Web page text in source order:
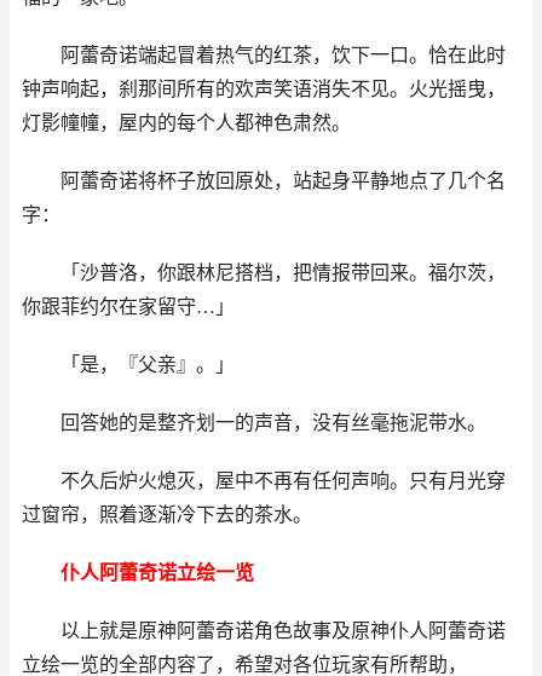
阿蕾奇诺端起冒着热气的红茶，饮下一口。恰在此时
钟声响起，刹那间所有的欢声笑语消失不见。火光摇曳，
灯影幢幢，屋内的每个人都神色肃然。
阿蕾奇诺将杯子放回原处，站起身平静地点了几个名
字：
「沙普洛，你跟林尼搭档，把情报带回来。福尔茨，
你跟菲约尔在家留守…」
「是，『父亲』。」
回答她的是整齐划一的声音，没有丝毫拖泥带水。
不久后炉火熄灭，屋中不再有任何声响。只有月光穿
过窗帘，照着逐渐冷下去的茶水。
仆人阿蕾奇诺立绘一览
以上就是原神阿蕾奇诺角色故事及原神仆人阿蕾奇诺
立绘一览的全部内容了，希望对各位玩家有所帮助，